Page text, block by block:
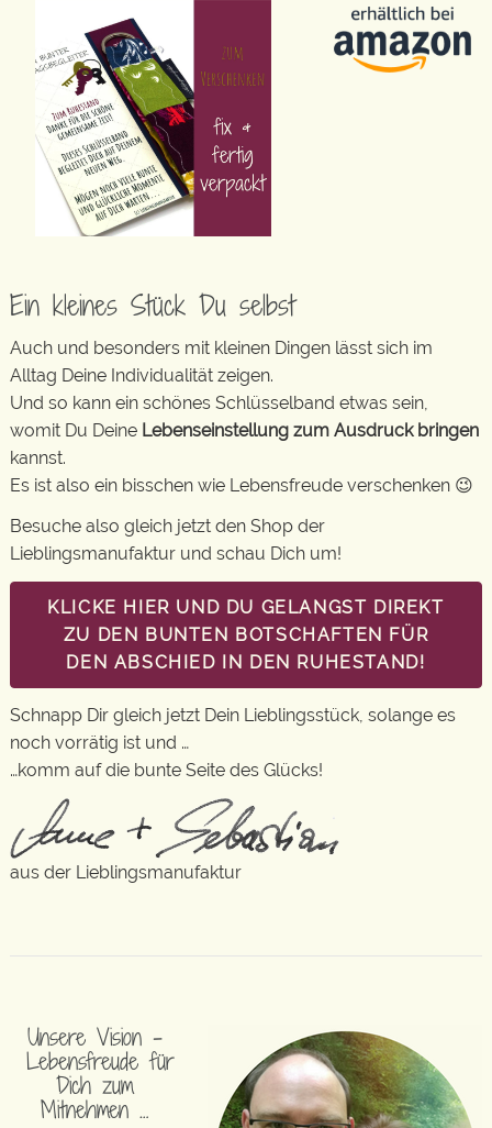
Ein kleines Stück Du selbst
Auch und besonders mit kleinen Dingen lässt sich im
Alltag Deine Individualität zeigen.
Und so kann ein schönes Schlüsselband etwas sein,
womit Du Deine Lebenseinstellung zum Ausdruck bringen
kannst.
Es ist also ein bisschen wie Lebensfreude verschenken 😉
Besuche also gleich jetzt den Shop der
Lieblingsmanufaktur und schau Dich um!
KLICKE HIER UND DU GELANGST DIREKT
ZU DEN BUNTEN BOTSCHAFTEN FÜR
DEN ABSCHIED IN DEN RUHESTAND!
Schnapp Dir gleich jetzt Dein Lieblingsstück, solange es
noch vorrätig ist und …
…komm auf die bunte Seite des Glücks!
aus der Lieblingsmanufaktur
Unsere Vision –
Lebensfreude für
Dich zum
Mitnehmen …